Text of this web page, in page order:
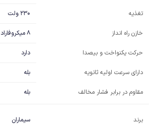
تغذیه 230 ولت
خازن راه انداز 8 میکروفاراد
حرکت یکنواخت و بیصدا دارد
دارای سرعت اولیه ثانویه بله
مقاوم در برابر فشار مخالف بله
برند سیماران